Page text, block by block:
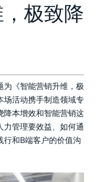
极致降
为《智能营销升维，极
场活动携手制造领域专
降本增效和智能营销这
管理要效益、如何通
行和B端客户的价值沟